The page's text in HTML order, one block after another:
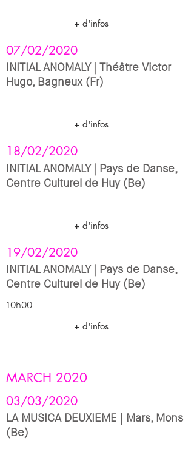
+ d'infos
07/02/2020
INITIAL ANOMALY | Théâtre Victor
Hugo, Bagneux (Fr)
+ d'infos
18/02/2020
INITIAL ANOMALY | Pays de Danse,
Centre Culturel de Huy (Be)
+ d'infos
19/02/2020
INITIAL ANOMALY | Pays de Danse,
Centre Culturel de Huy (Be)
10h00
+ d'infos
MARCH 2020
03/03/2020
LA MUSICA DEUXIEME | Mars, Mons
(Be)